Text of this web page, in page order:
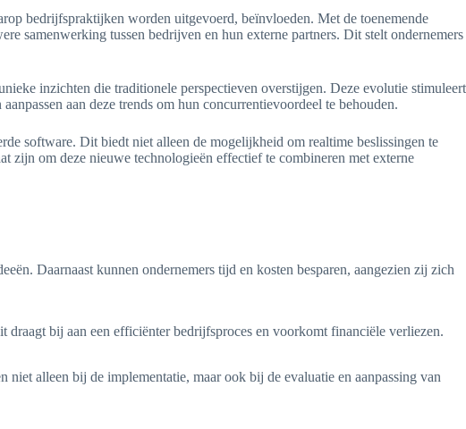
bedrijfspraktijken worden uitgevoerd, beïnvloeden. Met de toenemende
samenwerking tussen bedrijven en hun externe partners. Dit stelt ondernemers
inzichten die traditionele perspectieven overstijgen. Deze evolutie stimuleert
aan deze trends om hun concurrentievoordeel te behouden.
software. Dit biedt niet alleen de mogelijkheid om realtime beslissingen te
zijn om deze nieuwe technologieën effectief te combineren met externe
Daarnaast kunnen ondernemers tijd en kosten besparen, aangezien zij zich
bij aan een efficiënter bedrijfsproces en voorkomt financiële verliezen.
alleen bij de implementatie, maar ook bij de evaluatie en aanpassing van